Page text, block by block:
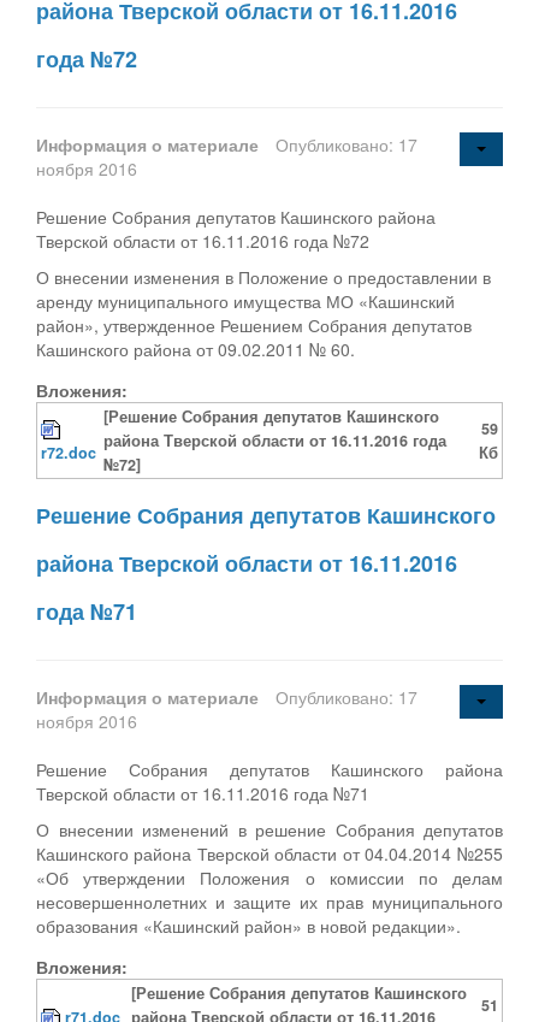
района Тверской области от 16.11.2016
года №72
Информация о материале
Опубликовано: 17
ноября 2016
Решение Собрания депутатов Кашинского района
Тверской области от 16.11.2016 года №72
О внесении изменения в Положение о предоставлении в
аренду муниципального имущества МО «Кашинский
район», утвержденное Решением Собрания депутатов
Кашинского района от 09.02.2011 № 60.
Вложения:
r72.doc
[Решение Собрания депутатов Кашинского
района Тверской области от 16.11.2016 года
№72]
59
Кб
Решение Собрания депутатов Кашинского
района Тверской области от 16.11.2016
года №71
Информация о материале
Опубликовано: 17
ноября 2016
Решение Собрания депутатов Кашинского района
Тверской области от 16.11.2016 года №71
О внесении изменений в решение Собрания депутатов
Кашинского района Тверской области от 04.04.2014 №255
«Об утверждении Положения о комиссии по делам
несовершеннолетних и защите их прав муниципального
образования «Кашинский район» в новой редакции».
Вложения:
r71.doc
[Решение Собрания депутатов Кашинского
района Тверской области от 16.11.2016
51